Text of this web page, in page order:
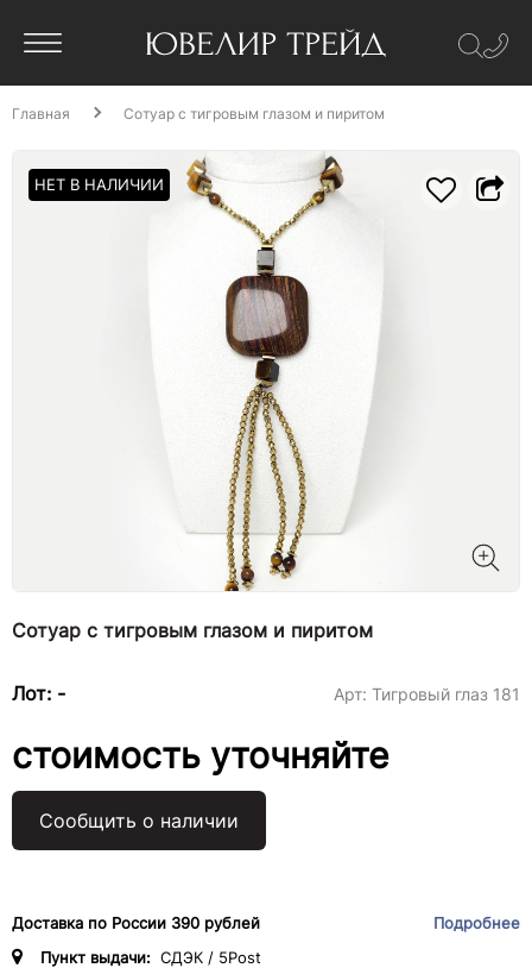
Главная Сотуар с тигровым глазом и пиритом
НЕТ В НАЛИЧИИ
Сотуар с тигровым глазом и пиритом
Лот: - Арт: Тигровый глаз 181
стоимость уточняйте
Сообщить о наличии
Доставка по России 390 рублей
Подробнее
Пункт выдачи: СДЭК / 5Post